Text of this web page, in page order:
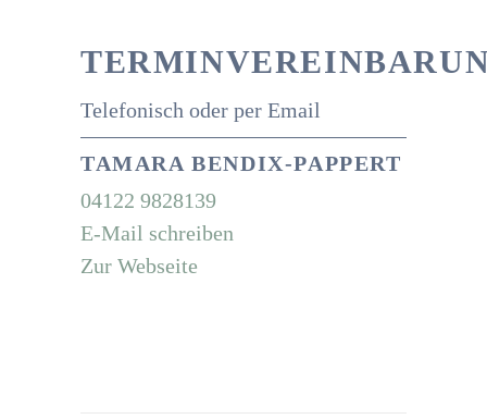
Telefonisch oder per Email
TAMARA BENDIX-PAPPERT
04122 9828139
E-Mail schreiben
Zur Webseite